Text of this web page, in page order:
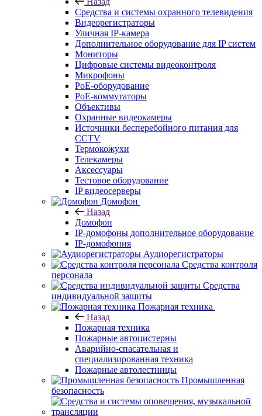
Средства и системы охранного телевидения
Видеорегистраторы
Уличная IP-камера
Дополнительное оборудование для IP систем
Мониторы
Цифровые системы видеоконтроля
Микрофоны
PoE-оборудование
PoE-коммутаторы
Объективы
Охранные видеокамеры
Источники бесперебойного питания для
CCTV
Термокожухи
Телекамеры
Аксессуары
Тестовое оборудование
IP видеосерверы
Домофон
Назад
Домофон
IP-домофоны дополнительное оборудование
IP-домофония
Аудиорегистраторы
Средства контроля
персонала
Средства
индивидуальной защиты
Пожарная техника
Назад
Пожарная техника
Пожарные автоцистерны
Аварийно-спасательная и
специализированная техника
Пожарные автолестницы
Промышленная
безопасность